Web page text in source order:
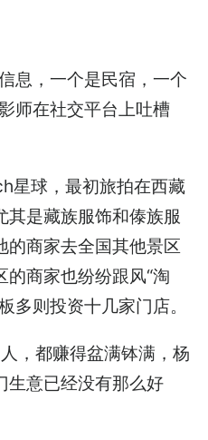
息，一个是民宿，一个
师在社交平台上吐槽
星球，最初旅拍在西藏
其是藏族服饰和傣族服
的商家去全国其他景区
商家也纷纷跟风“淘
多则投资十几家门店。
，都赚得盆满钵满，杨
生意已经没有那么好